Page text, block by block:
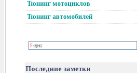
Тюнинг мотоциклов
Тюнинг автомобилей
Последние заметки